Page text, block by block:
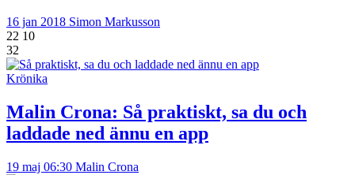
16 jan 2018 Simon Markusson
22 10
32
Krönika
Malin Crona: Så praktiskt, sa du och
laddade ned ännu en app
19 maj 06:30 Malin Crona